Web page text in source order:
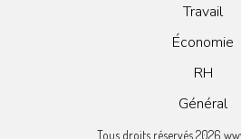
Travail
Économie
RH
Général
Tous droits réservés 2026